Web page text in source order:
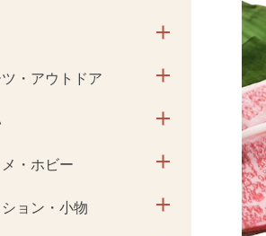
・アウトドア
・ホビー
ョン・小物